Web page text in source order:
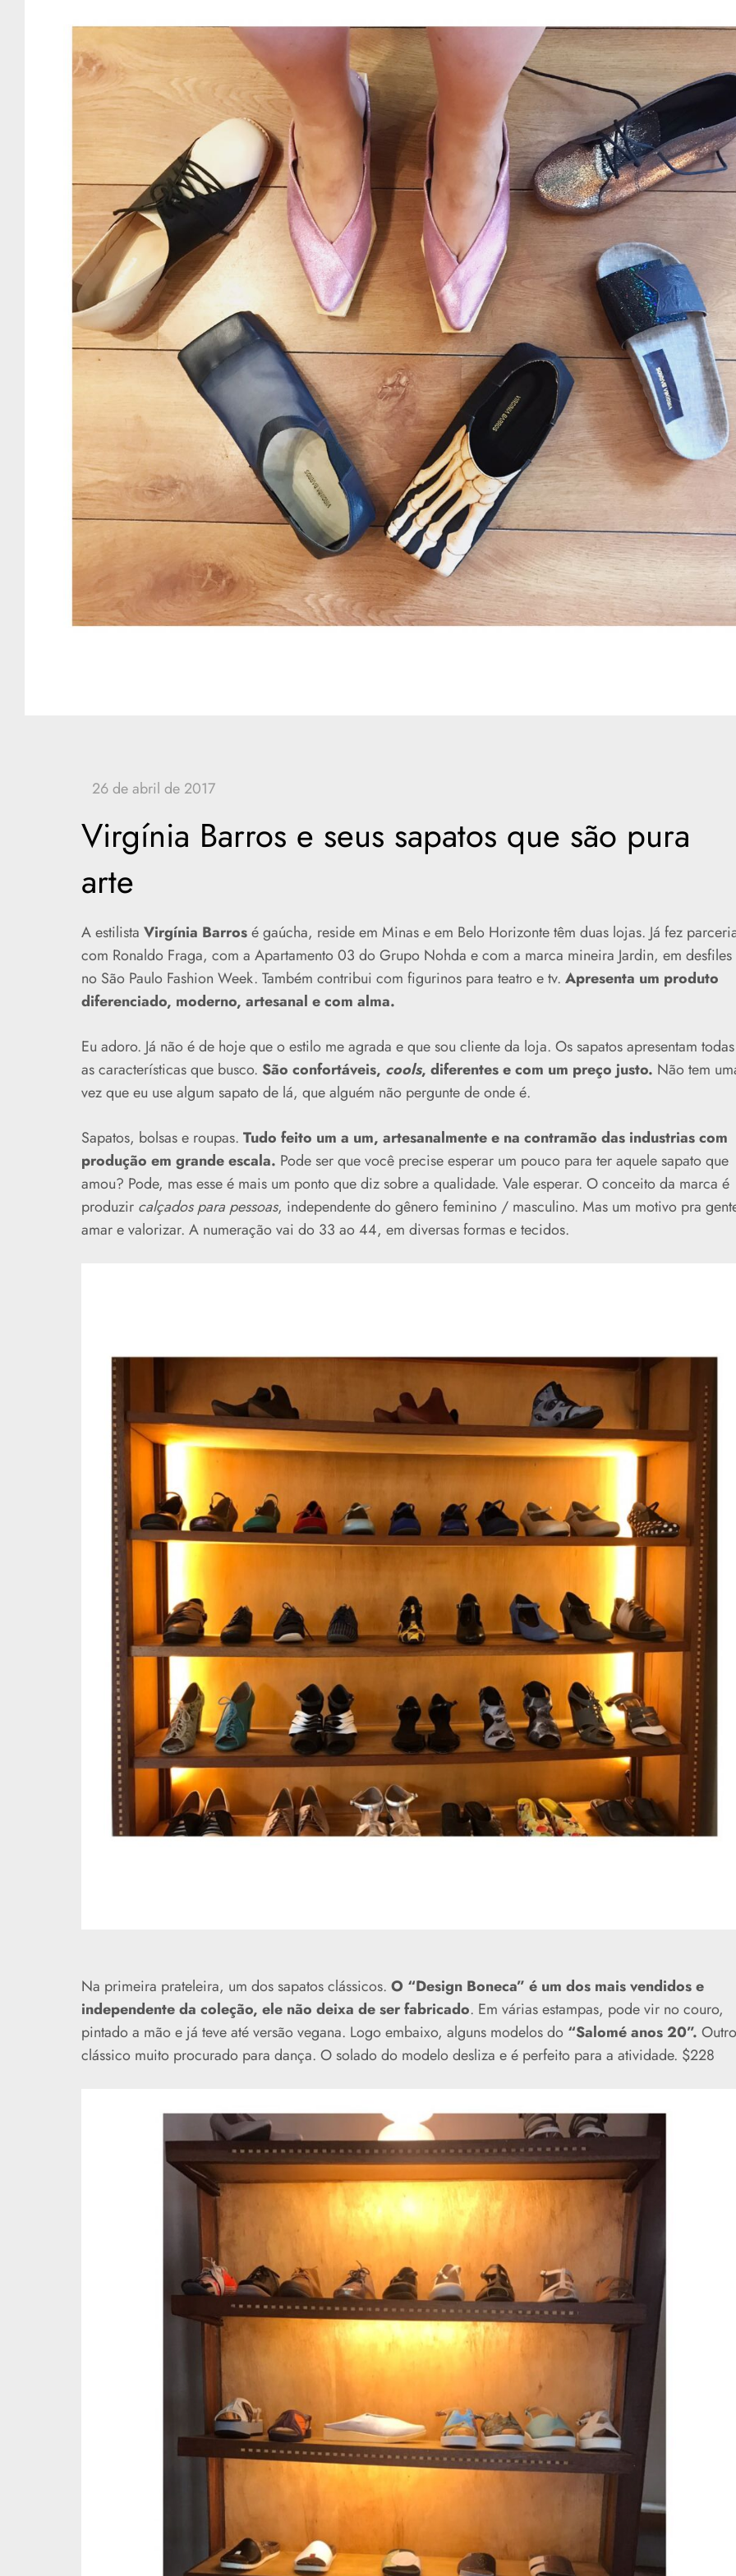
Virgínia Barros e seus sapatos que são pura
arte
A estilista Virgínia Barrosé gaúcha, reside em Minas e em Belo Horizonte têm duas lojas. Já fez
com Ronaldo Fraga, com a Apartamento 03 do Grupo Nohda e com a marca mineira Jardin, em desfiles
no São Paulo Fashion Week. Também contribui com figurinos para teatro e tv. Apresenta um produto
diferenciado, moderno, artesanal e com alma.
Eu adoro. Já não é de hoje que o estilo me agrada e que sou cliente da loja. Os sapatos apresentam todas
as características que busco. São confortáveis, cools, diferentes e com um preço justo. Não tem
vez que eu use algum sapato de lá, que alguém não pergunte de onde é.
Sapatos, bolsas e roupas. Tudo feito um a um, artesanalmente e na contramão das industrias com
produção em grande escala. Pode ser que você precise esperar um pouco para ter aquele sapato que
amou? Pode, mas esse é mais um ponto que diz sobre a qualidade. Vale esperar. O conceito da marca é
produzir calçados para pessoas, independente do gênero feminino / masculino. Mas um motivo pra
amar e valorizar. A numeração vai do 33 ao 44, em diversas formas e tecidos.
Na primeira prateleira, um dos sapatos clássicos. O “Design Boneca” é um dos mais vendidos e
independente da coleção, ele não deixa de ser fabricado. Em várias estampas, pode vir no couro,
pintado a mão e já teve até versão vegana. Logo embaixo, alguns modelos do “Salomé anos 20”. Outro
clássico muito procurado para dança. O solado do modelo desliza e é perfeito para a atividade. $228